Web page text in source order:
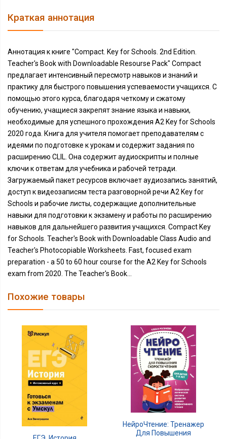
Краткая аннотация
Аннотация к книге "Compact. Key for Schools. 2nd Edition.
Teacher's Book with Downloadable Resourse Pack" Compact
предлагает интенсивный пересмотр навыков и знаний и
практику для быстрого повышения успеваемости учащихся. С
помощью этого курса, благодаря четкому и сжатому
обучению, учащиеся закрепят знание языка и навыки,
необходимые для успешного прохождения A2 Key for Schools
2020 года. Книга для учителя помогает преподавателям с
идеями по подготовке к урокам и содержит задания по
расширению CLIL. Она содержит аудиоскрипты и полные
ключи к ответам для учебника и рабочей тетради.
Загружаемый пакет ресурсов включает аудиозапись занятий,
доступ к видеозаписям теста разговорной речи A2 Key for
Schools и рабочие листы, содержащие дополнительные
навыки для подготовки к экзамену и работы по расширению
навыков для дальнейшего развития учащихся. Compact Key
for Schools. Teacher's Book with Downloadable Class Audio and
Teacher's Photocopiable Worksheets. Fast, focused exam
preparation - a 50 to 60 hour course for the A2 Key for Schools
exam from 2020. The Teacher's Book...
Похожие товары
НейроЧтение: Тренажер
Для Повышения